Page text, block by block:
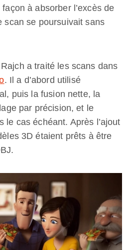
à absorber l’excès de
scan se poursuivait sans
a traité les scans dans
. Il a d’abord utilisé
puis la fusion nette, la
par précision, et le
le cas échéant. Après l’ajout
3D étaient prêts à être